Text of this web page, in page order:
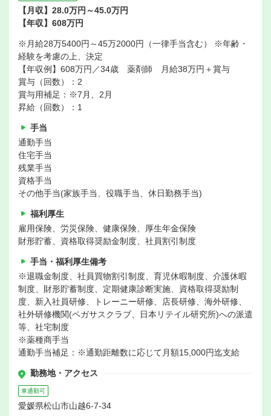
【月収】28.0万円～45.0万円
【年収】608万円
※月給28万5400円～45万2000円（一律手当含む） ※年齢・
経験を考慮の上、決定
【年収例】608万円／34歳 薬剤師 月給38万円＋賞与
賞与（回数）：2
賞与用補足：※7月、2月
昇給（回数）：1
手当
通勤手当
住宅手当
残業手当
資格手当
その他手当(家族手当、役職手当、休日勤務手当)
福利厚生
雇用保険、労災保険、健康保険、厚生年金保険
財形貯蓄、資格取得奨励金制度、社員割引制度
手当・福利厚生備考
※退職金制度、社員買物割引制度、育児休暇制度、介護休暇
制度、財形貯蓄制度、定期健康診断実施、資格取得奨励制
度、新入社員研修、トレーニー研修、店長研修、海外研修、
社外研修機関(ペガサスクラブ、日本リテイル研究所)への派遣
等、社宅制度
※薬種商手当
通勤手当補足：※通勤距離数に応じて月額15,000円迄支給
勤務地・アクセス
車通勤可
愛媛県松山市山越6-7-34